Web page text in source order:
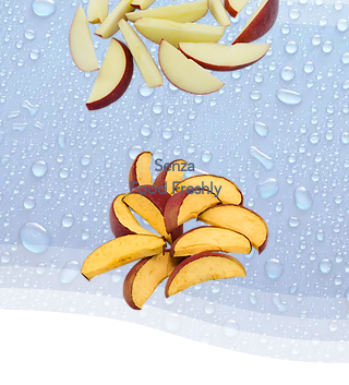
Senza
Food Freshly